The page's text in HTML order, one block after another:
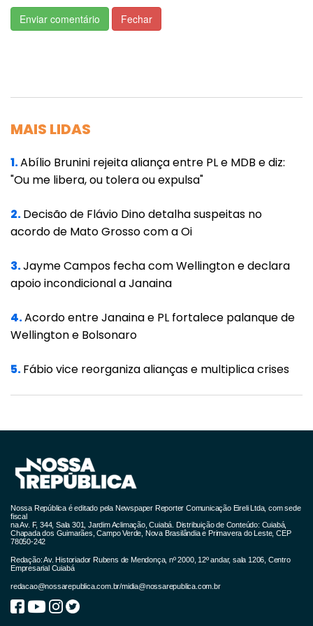
passagens bíblicas dos livros de Zacarias e
Naum, que fazem parte de um conjunto
executai juízo de verdade e de paz nas
capítulo 8 do livro de Zacarias, identificados
nos pergaminhos. "E nenhum de vós pense
mal no seu coração contra o seu próximo,
nem ameis o juramento falso; porque todas
A outra passagem está no capítulo 1 do livro
tremem perante ele, e os outeiros se
presença; e o mundo, e todos os que nele
habitam".
cólera se derramou como um fogo, e as
rochas foram por ele derrubadas", continua o
texto bíblico.
Outra das descobertas anunciadas nesta
terça é o esqueleto de uma criança que, de
acordo com as análises, tem mais de 6.000
anos. De acordo com o jornal Times of Israel,
Enviar comentário Fechar
MAIS LIDAS
1.Abílio Brunini rejeita aliança entre PL e MDB e diz:
"Ou me libera, ou tolera ou expulsa"
2.Decisão de Flávio Dino detalha suspeitas no
acordo de Mato Grosso com a Oi
3.Jayme Campos fecha com Wellington e declara
apoio incondicional a Janaina
4.Acordo entre Janaina e PL fortalece palanque de
Wellington e Bolsonaro
5.Fábio vice reorganiza alianças e multiplica crises
Nossa República é editado pela Newspaper Reporter Comunicação Eireli Ltda, com sede
fiscal
na Av. F, 344, Sala 301, Jardim Aclimação, Cuiabá. Distribuição de Conteúdo: Cuiabá,
Chapada dos Guimarães, Campo Verde, Nova Brasilândia e Primavera do Leste, CEP
78050-242
Redação: Av. Historiador Rubens de Mendonça, nº 2000, 12º andar, sala 1206, Centro
Empresarial Cuiabá
redacao@nossarepublica.com.br/midia@nossarepublica.com.br